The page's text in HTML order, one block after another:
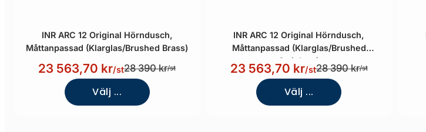
INR ARC 12 Original Hörndusch,
Måttanpassad (Klarglas/Brushed Brass)
23 563,70 kr/st28 390 kr/st
Välj ...
INR ARC 12 Original Hörndusch,
Måttanpassad (Klarglas/Brushed
Stainless)
23 563,70 kr/st28 390 kr/st
Välj ...